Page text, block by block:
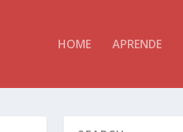
HOME APRENDE